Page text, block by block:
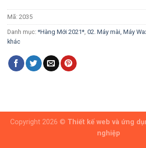
Mã: 2035
Danh mục:*Hàng Mới 2021*, 02. Máy mài, Máy
khác
Copyright 2026 © Thiết kế web và ứng
nghiệp